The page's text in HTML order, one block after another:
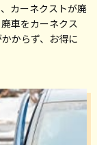
カーネクストが廃
車をカーネクス
からず、お得に